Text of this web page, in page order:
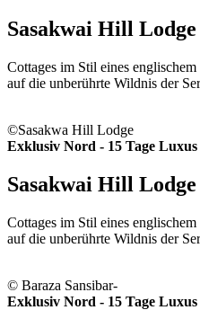
Sasakwai Hill Lodge
Cottages im Stil eines
auf die unberührte Wildnis der
©Sasakwa Hill Lodge
Exklusiv Nord - 15 Tage
Sasakwai Hill Lodge
Cottages im Stil eines
auf die unberührte Wildnis der
© Baraza Sansibar-
Exklusiv Nord - 15 Tage